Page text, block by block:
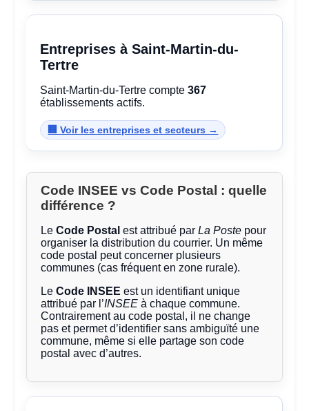
Entreprises à Saint-Martin-du-
Tertre
Saint-Martin-du-Tertre compte367
établissements actifs.
🏢 Voir les entreprises et secteurs →
Code INSEE vs Code Postal : quelle
différence ?
LeCode Postal est attribué parLa Poste pour
organiser la distribution du courrier. Un même
code postal peut concerner plusieurs
communes (cas fréquent en zone rurale).
LeCode INSEE est un identifiant unique
attribué par l’INSEE à chaque commune.
Contrairement au code postal, il ne change
pas et permet d’identifier sans ambiguïté une
commune, même si elle partage son code
postal avec d’autres.